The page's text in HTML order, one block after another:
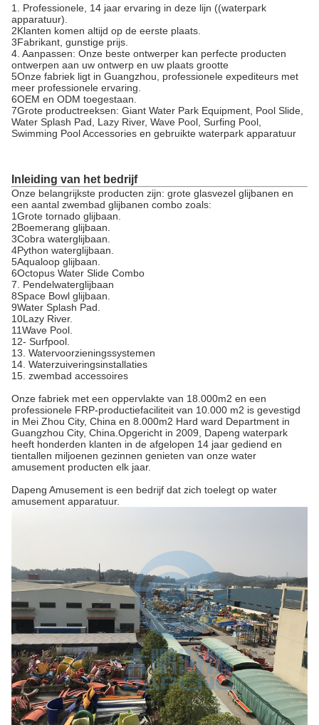
1. Professionele, 14 jaar ervaring in deze lijn ((waterpark
apparatuur).
2Klanten komen altijd op de eerste plaats.
3Fabrikant, gunstige prijs.
4. Aanpassen: Onze beste ontwerper kan perfecte producten
ontwerpen aan uw ontwerp en uw plaats grootte
5Onze fabriek ligt in Guangzhou, professionele expediteurs met
meer professionele ervaring.
6OEM en ODM toegestaan.
7Grote productreeksen: Giant Water Park Equipment, Pool Slide,
Water Splash Pad, Lazy River, Wave Pool, Surfing Pool,
Swimming Pool Accessories en gebruikte waterpark apparatuur
Inleiding van het bedrijf
Onze belangrijkste producten zijn: grote glasvezel glijbanen en
een aantal zwembad glijbanen combo zoals:
1Grote tornado glijbaan.
2Boemerang glijbaan.
3Cobra waterglijbaan.
4Python waterglijbaan.
5Aqualoop glijbaan.
6Octopus Water Slide Combo
7. Pendelwaterglijbaan
8Space Bowl glijbaan.
9Water Splash Pad.
10Lazy River.
11Wave Pool.
12- Surfpool.
13. Watervoorzieningssystemen
14. Waterzuiveringsinstallaties
15. zwembad accessoires
Onze fabriek met een oppervlakte van 18.000m2 en een
professionele FRP-productiefaciliteit van 10.000 m2 is gevestigd
in Mei Zhou City, China en 8.000m2 Hard ward Department in
Guangzhou City, China.Opgericht in 2009, Dapeng waterpark
heeft honderden klanten in de afgelopen 14 jaar gediend en
tientallen miljoenen gezinnen genieten van onze water
amusement producten elk jaar.
Dapeng Amusement is een bedrijf dat zich toelegt op water
amusement apparatuur.